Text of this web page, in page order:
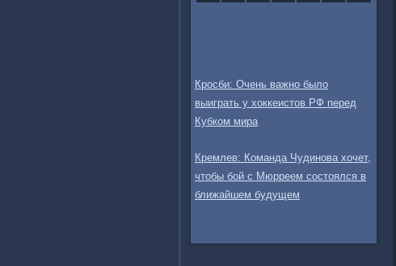
Кросби: Очень важно было
выиграть у хоккеистов РФ перед
Кубком мира
Кремлев: Команда Чудинова хочет,
чтобы бой с Мюрреем состоялся в
ближайшем будущем